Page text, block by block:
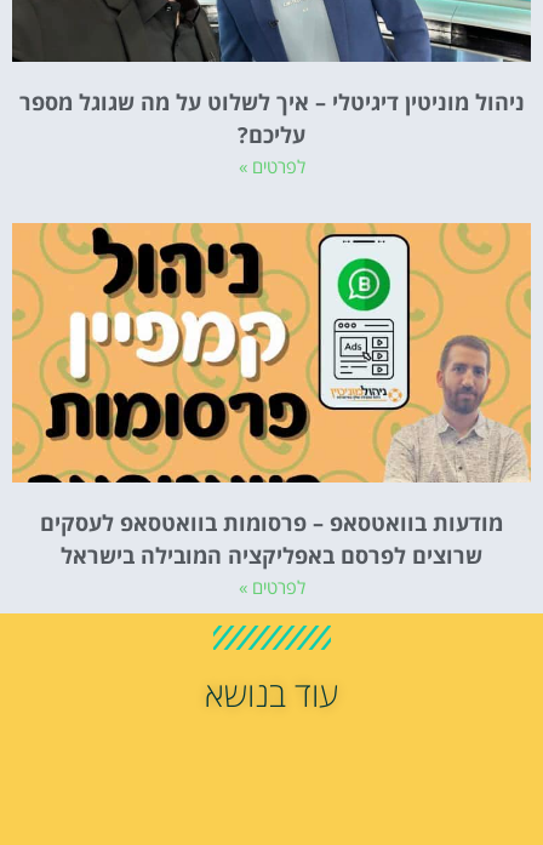
ניהול מוניטין דיגיטלי – איך לשלוט על מה שגוגל מספר
עליכם?
לפרטים »
מודעות בוואטסאפ – פרסומות בוואטסאפ לעסקים
שרוצים לפרסם באפליקציה המובילה בישראל
לפרטים »
עוד בנושא